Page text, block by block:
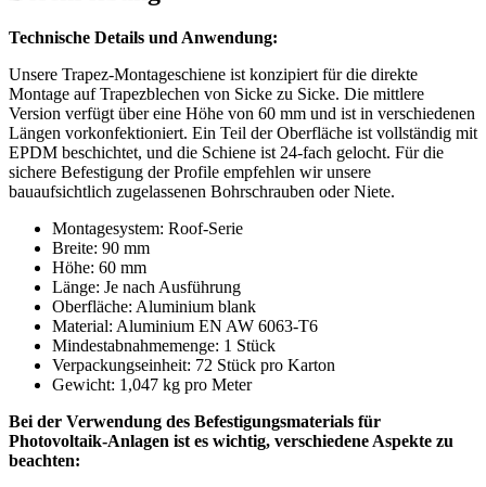
Technische Details und Anwendung:
Unsere Trapez-Montageschiene ist konzipiert für die direkte
Montage auf Trapezblechen von Sicke zu Sicke. Die mittlere
Version verfügt über eine Höhe von 60 mm und ist in verschiedenen
Längen vorkonfektioniert. Ein Teil der Oberfläche ist vollständig mit
EPDM beschichtet, und die Schiene ist 24-fach gelocht. Für die
sichere Befestigung der Profile empfehlen wir unsere
bauaufsichtlich zugelassenen Bohrschrauben oder Niete.
Montagesystem: Roof-Serie
Breite: 90 mm
Höhe: 60 mm
Länge: Je nach Ausführung
Oberfläche: Aluminium blank
Material: Aluminium EN AW 6063-T6
Mindestabnahmemenge: 1 Stück
Verpackungseinheit: 72 Stück pro Karton
Gewicht: 1,047 kg pro Meter
Bei der Verwendung des Befestigungsmaterials für
Photovoltaik-Anlagen ist es wichtig, verschiedene Aspekte zu
beachten: